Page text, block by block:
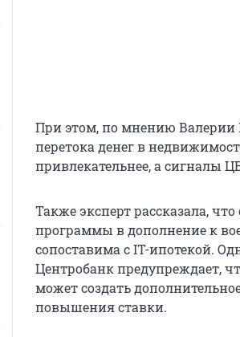
При этом, по мнению Валерии
перетока денег в
привлекательнее, а сигналы
Также эксперт рассказала,
программы в дополнение к
сопоставима с IT-ипотекой.
Центробанк предупреждает,
может создать
повышения ставки.